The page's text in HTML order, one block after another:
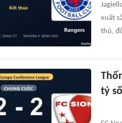
xuất
thủ,
tỷ